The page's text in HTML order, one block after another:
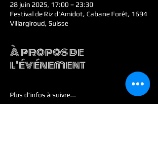
28 juin 2025, 17:00 – 23:30
Festival de Riz d'Amidot, Cabane Forêt, 1694
Villargiroud, Suisse
À propos de
l'événement
Plus d'infos à suivre...